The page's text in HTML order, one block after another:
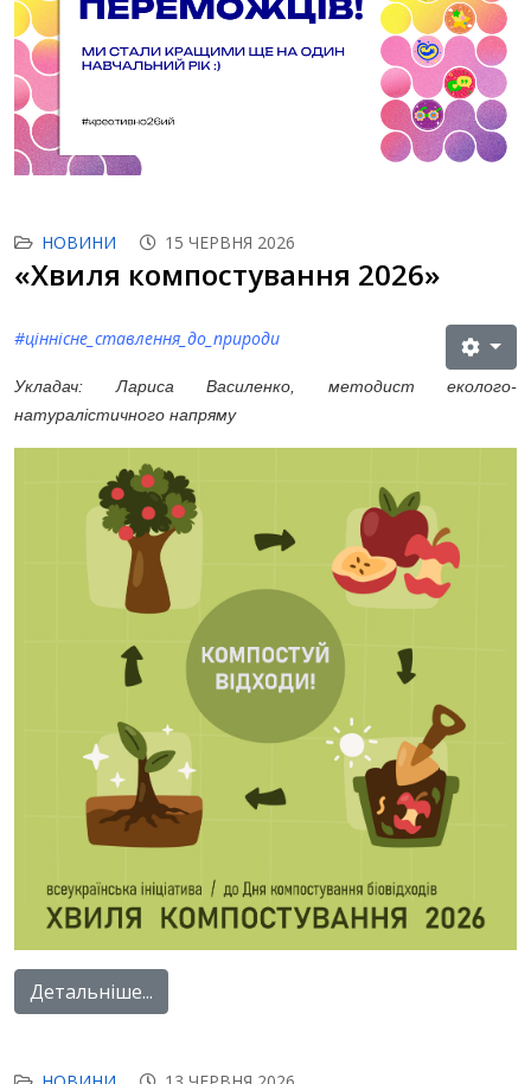
НОВИНИ 15 ЧЕРВНЯ 2026
«Хвиля компостування 2026»
#ціннісне_ставлення_до_природи
Укладач: Лариса Василенко, методист еколого-
натуралістичного напряму
Детальніше...